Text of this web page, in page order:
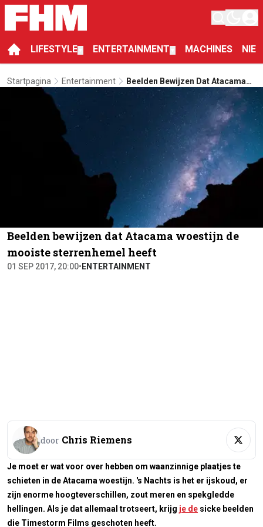
LIFESTYLE ENTERTAINMENT MACHINES
Startpagina Entertainment
Beelden Bewijzen Dat Atacama
Woestijn De Mooiste
Beelden bewijzen dat Atacama woestijn de
mooiste sterrenhemel heeft
01 SEP 2017, 20:00• ENTERTAINMENT
door Chris Riemens
Je moet er wat voor over hebben om waanzinnige plaatjes te
schieten in de Atacama woestijn. 's Nachts is het er ijskoud, er
zijn enorme hoogteverschillen, zout meren en spekgledde
hellingen. Als je dat allemaal trotseert, krijg je de sicke beelden
die Timestorm Films geschoten heeft.